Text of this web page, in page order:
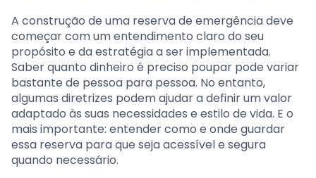
A construção de uma reserva de emergência deve
começar com um entendimento claro do seu
propósito e da estratégia a ser implementada.
Saber quanto dinheiro é preciso poupar pode variar
bastante de pessoa para pessoa. No entanto,
algumas diretrizes podem ajudar a definir um valor
adaptado às suas necessidades e estilo de vida. E o
mais importante: entender como e onde guardar
essa reserva para que seja acessível e segura
quando necessário.